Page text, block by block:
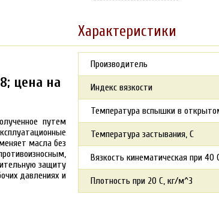
Характеристики
цена на
путем
масла без
защиту
давлениях и
Производитель
Индекс вязкости
Температура вспышки в
Температура застывания, С
Вязкость кинематическая при
Плотность при 20 С, кг/м^3